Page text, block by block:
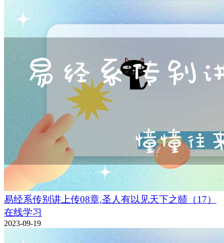
易经系传别讲上传08章,圣人有以见天下之赜（17）
在线学习
2023-09-19